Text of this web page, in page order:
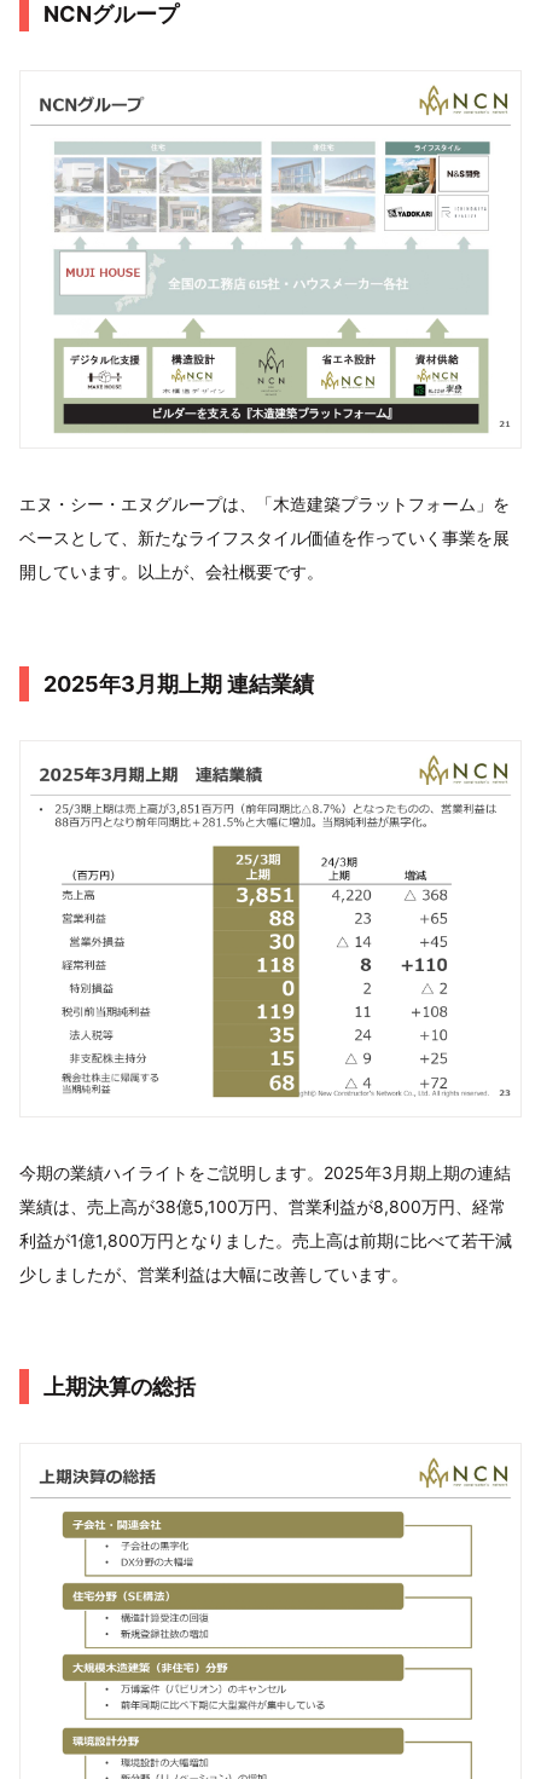
NCNグループ
エヌ・シー・エヌグループは、「木造建築プラットフォーム」を
ベースとして、新たなライフスタイル価値を作っていく事業を展
開しています。以上が、会社概要です。
2025年3月期上期 連結業績
今期の業績ハイライトをご説明します。2025年3月期上期の連結
業績は、売上高が38億5,100万円、営業利益が8,800万円、経常
利益が1億1,800万円となりました。売上高は前期に比べて若干減
少しましたが、営業利益は大幅に改善しています。
上期決算の総括